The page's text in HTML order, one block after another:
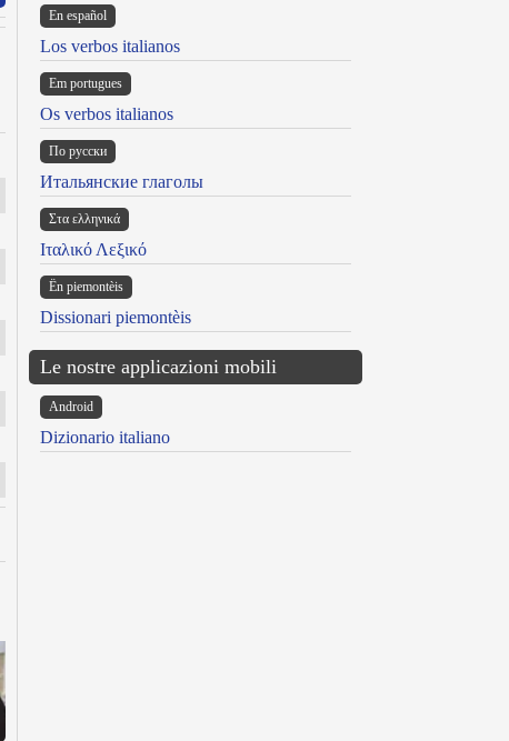
En español
Los verbos italianos
Em portugues
Os verbos italianos
По русски
Итальянские глаголы
Στα ελληνικά
Ιταλικό Λεξικό
Ën piemontèis
Dissionari piemontèis
Le nostre applicazioni mobili
Android
Dizionario italiano